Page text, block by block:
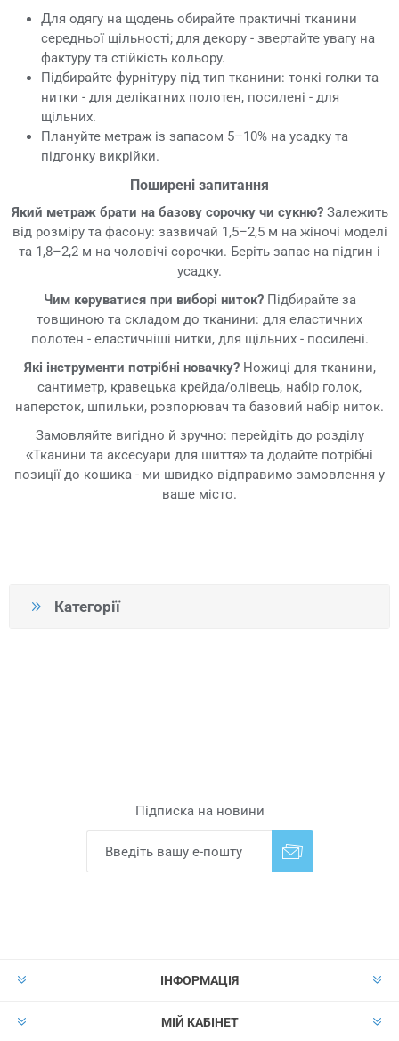
Категорії
Для одягу на щодень обирайте практичні тканини
середньої щільності; для декору - звертайте увагу на
фактуру та стійкість кольору.
Підбирайте фурнітуру під тип тканини: тонкі голки та
нитки - для делікатних полотен, посилені - для
щільних.
Плануйте метраж із запасом 5–10% на усадку та
підгонку викрійки.
Поширені запитання
Який метраж брати на базову сорочку чи сукню?Залежить
від розміру та фасону: зазвичай 1,5–2,5 м на жіночі моделі
та 1,8–2,2 м на чоловічі сорочки. Беріть запас на підгин і
усадку.
Чим керуватися при виборі ниток?Підбирайте за
товщиною та складом до тканини: для еластичних
полотен - еластичніші нитки, для щільних - посилені.
Які інструменти потрібні новачку?Ножиці для тканини,
сантиметр, кравецька крейда/олівець, набір голок,
наперсток, шпильки, розпорювач та базовий набір ниток.
Замовляйте вигідно й зручно: перейдіть до розділу
«Тканини та аксесуари для шиття» та додайте потрібні
позиції до кошика - ми швидко відправимо замовлення у
ваше місто.
Підписка на новини
ІНФОРМАЦІЯ
МІЙ КАБІНЕТ